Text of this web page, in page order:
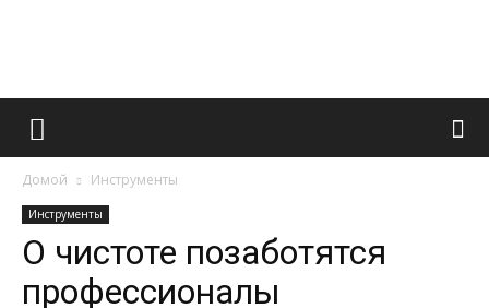
Французский
и
Домой Инструменты
Инструменты
О чистоте позаботятся
профессионалы